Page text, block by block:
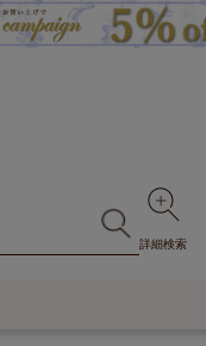
詳細検索